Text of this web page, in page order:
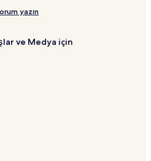
yazın
ve Medya için